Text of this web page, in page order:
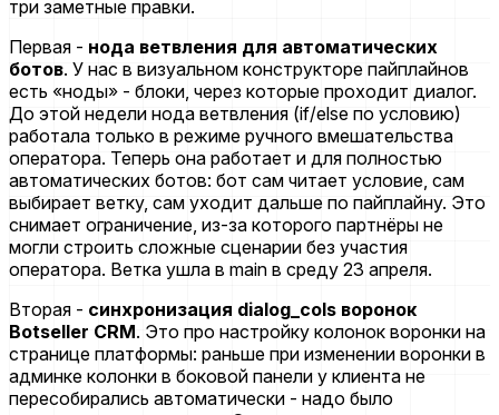
три заметные правки.
Первая - нода ветвления для автоматических
ботов. У нас в визуальном конструкторе пайплайнов
есть «ноды» - блоки, через которые проходит диалог.
До этой недели нода ветвления (if/else по условию)
работала только в режиме ручного вмешательства
оператора. Теперь она работает и для полностью
автоматических ботов: бот сам читает условие, сам
выбирает ветку, сам уходит дальше по пайплайну. Это
снимает ограничение, из-за которого партнёры не
могли строить сложные сценарии без участия
оператора. Ветка ушла в main в среду 23 апреля.
Вторая - синхронизация dialog_cols воронок
Botseller CRM. Это про настройку колонок воронки на
странице платформы: раньше при изменении воронки в
админке колонки в боковой панели у клиента не
пересобирались автоматически - надо было